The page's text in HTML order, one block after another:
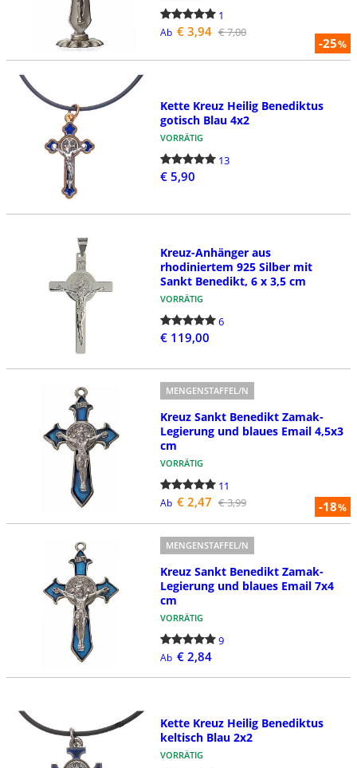
-25%
1
Ab € 3,94 € 7,00
Kette Kreuz Heilig Benediktus
gotisch Blau 4x2
VORRÄTIG
13
€ 5,90
Kreuz-Anhänger aus
rhodiniertem 925 Silber mit
Sankt Benedikt, 6 x 3,5 cm
VORRÄTIG
6
€ 119,00
-18%
MENGENSTAFFEL/N
Kreuz Sankt Benedikt Zamak-
Legierung und blaues Email 4,5x3
cm
VORRÄTIG
11
Ab € 2,47 € 3,99
MENGENSTAFFEL/N
Kreuz Sankt Benedikt Zamak-
Legierung und blaues Email 7x4
cm
VORRÄTIG
9
Ab € 2,84
Kette Kreuz Heilig Benediktus
keltisch Blau 2x2
VORRÄTIG